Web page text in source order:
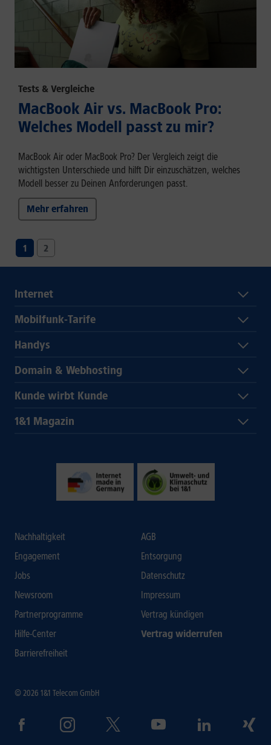
Tests & Vergleiche
MacBook Air vs. MacBook Pro:
Welches Modell passt zu mir?
MacBook Air oder MacBook Pro? Der Vergleich zeigt die
wichtigsten Unterschiede und hilft Dir einzuschätzen, welches
Modell besser zu Deinen Anforderungen passt.
Mehr erfahren
1 2
Internet
Mobilfunk-Tarife
Handys
Domain & Webhosting
Kunde wirbt Kunde
1&1 Magazin
Nachhaltigkeit
Engagement
Jobs
Newsroom
Partnerprogramme
Hilfe-Center
Barrierefreiheit
AGB
Entsorgung
Datenschutz
Impressum
Vertrag kündigen
Vertrag widerrufen
© 2026 1&1 Telecom GmbH